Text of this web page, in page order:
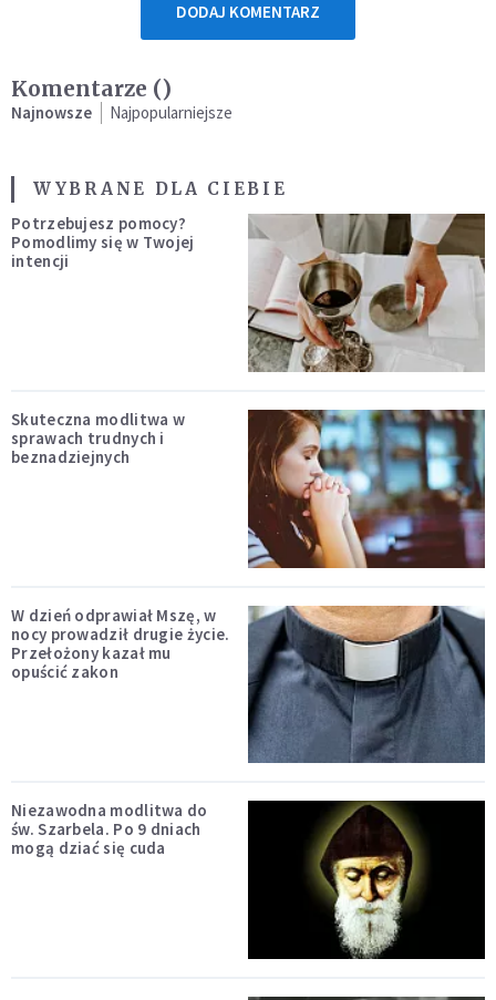
DODAJ KOMENTARZ
Komentarze ()
Najnowsze Najpopularniejsze
WYBRANE DLA CIEBIE
Potrzebujesz pomocy?
Pomodlimy się w Twojej
intencji
Skuteczna modlitwa w
sprawach trudnych i
beznadziejnych
W dzień odprawiał Mszę, w
nocy prowadził drugie życie.
Przełożony kazał mu
opuścić zakon
Niezawodna modlitwa do
św. Szarbela. Po 9 dniach
mogą dziać się cuda